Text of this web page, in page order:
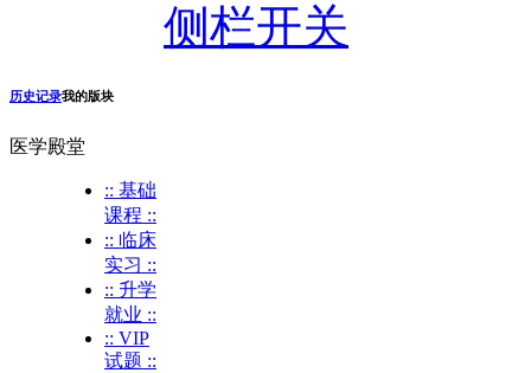
侧栏开关
历史记录我的版块
医学殿堂
:: 基础
课程 ::
:: 临床
实习 ::
:: 升学
就业 ::
:: VIP
试题 ::